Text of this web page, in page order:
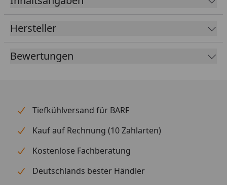
Dieses speziell strukturierte Filtermaterial wird nach
Vorfiltermasse und Feinfilterung
Für Süß- und Meerwasser geeignet
Hersteller
Bewertungen
Tiefkühlversand für BARF
Kauf auf Rechnung (10 Zahlarten)
Kostenlose Fachberatung
Deutschlands bester Händler